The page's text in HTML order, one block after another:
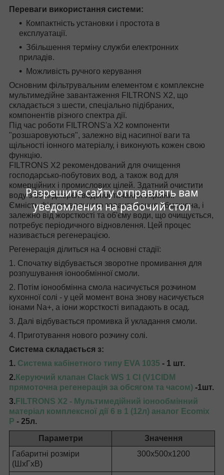
Разрешите сайту отправлять вам
уведомления на рабочий стол
Переваги використання системи:
Компактність установки і простота в
експлуатації.
Збільшення терміну служби електронних
приладів.
Можливість ручного керування
Основним фільтрувальним елементом є комплексне
мультимедійне завантаження FILTRONS X2, що
складається з шести, спеціально підібраних,
компонентів різного спектра дії.
Під час роботи FILTRONS'а X2 компоненти
"розшаровуються", залежно від насипної ваги та
щільності іонного матеріалу, і виконують кожен свою
функцію.
FILTRONS X2 рекомендований для очищення
господарсько-побутових вод, а також вод для
комерційних і промислових цілей. Здатний очистити
воду з 80% джерел водопостачання України.
Ємність фільтрувального завантаження обмежена, і
залежно від жорсткості та об'єму води, що очищується,
потребує періодичного відновлення. Цей процес
називається регенерацією.
Регенерація ділиться на 4 основні стадії:
1. Спочатку відбувається зворотне промивання для
розпушування іонообмінної смоли.
2. Потім іонообмінна смола насичується розчином
кухонної солі - у цей момент вона знову насичується
іонами Na+, а іони жорсткості випадають в осад.
3. Далі відбувається промивка й укладання смоли.
4. Приготування нового розчину солі.
Система складається з:
1. Система кабінетного типу EVA 1035 - 1 шт.
2.Керуючий клапан Clack WS 1 CI (V1CIDM
прямоточна регенерація за обсягом та часом) -1шт.
3.FILTRONS X2 - Мультимедійний іонообмінний
матеріал комплексної дії 6 в 1 (12л) аналог Ecomix
P - 25л.
Параметри
Значення
Габаритні розміри
(ШхГхВ)
300х500х1200